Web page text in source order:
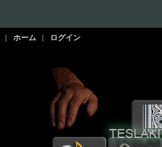
| ホーム | ログイン